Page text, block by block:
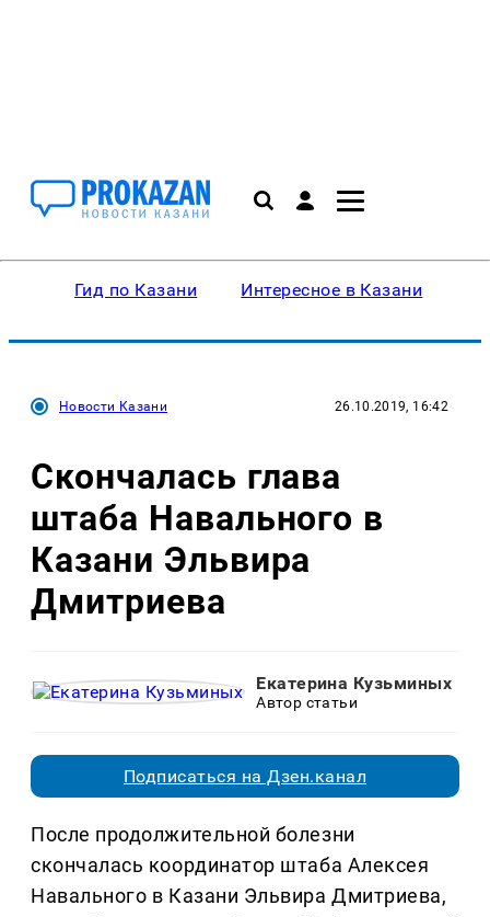
Гид по Казани Интересное в Казани
Новости Казани 26.10.2019, 16:42
Скончалась глава
штаба Навального в
Казани Эльвира
Дмитриева
Екатерина Кузьминых
Автор статьи
Подписаться на Дзен.канал
После продолжительной болезни
скончалась координатор штаба Алексея
Навального в Казани Эльвира Дмитриева,